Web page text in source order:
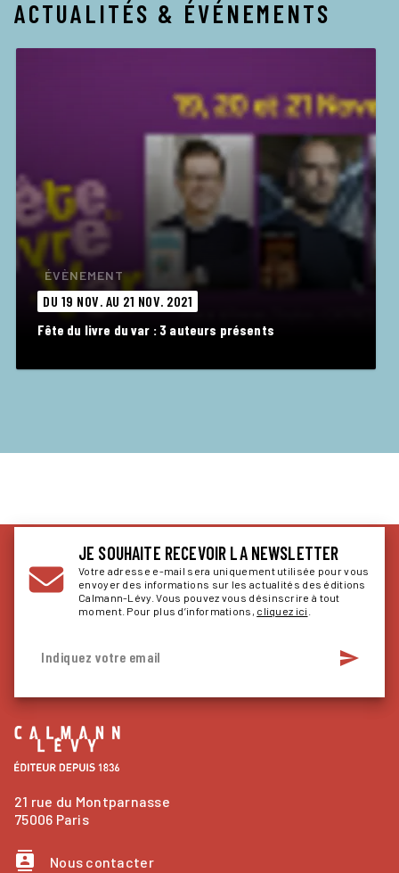
ACTUALITÉS & ÉVÉNEMENTS
ÉVÈNEMENT
DU 19 NOV. AU 21 NOV. 2021
Fête du livre du var : 3 auteurs présents
JE SOUHAITE RECEVOIR LA NEWSLETTER
Votre adresse e-mail sera uniquement utilisée pour vous
envoyer des informations sur les actualités des éditions
Calmann-Lévy. Vous pouvez vous désinscrire à tout
moment. Pour plus d’informations, cliquez ici
Indiquez votre email send
21 rue du Montparnasse
75006 Paris
contacts Nous contacter